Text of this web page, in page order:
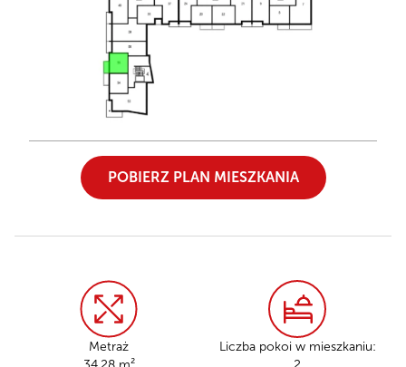
POBIERZ PLAN MIESZKANIA
Metraż
Liczba pokoi w mieszkaniu: